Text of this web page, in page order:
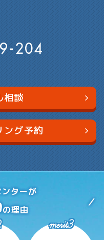
204
相談
ング予約
ターが
の理由
merit3